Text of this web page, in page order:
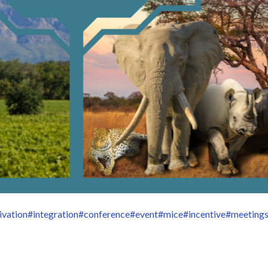
#integration#conference#event#mice#incentive#meetings